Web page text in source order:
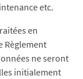
etc.
en
Règlement
ne seront
initialement